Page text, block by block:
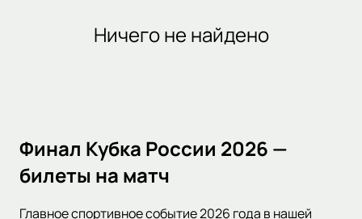
Ничего не найдено
Финал Кубка России 2026 —
билеты на матч
Главное спортивное событие 2026 года в нашей